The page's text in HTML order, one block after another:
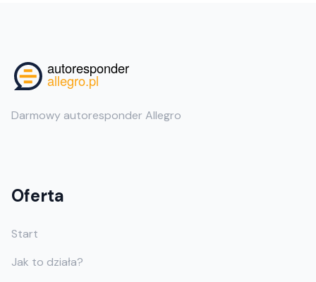
Darmowy autoresponder Allegro
Oferta
Start
Jak to działa?